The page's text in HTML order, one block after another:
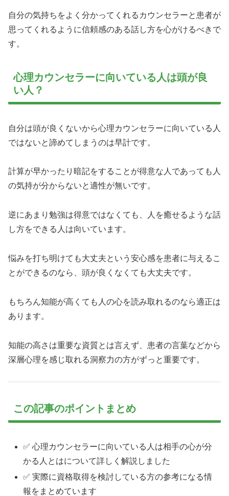
自分の気持ちをよく分かってくれるカウンセラーと患者が
思ってくれるように信頼感のある話し方を心がけるべきで
す。
心理カウンセラーに向いている人は頭が良
い人？
自分は頭が良くないから心理カウンセラーに向いている人
ではないと諦めてしまうのは早計です。
計算が早かったり暗記をすることが得意な人であっても人
の気持が分からないと適性が無いです。
逆にあまり勉強は得意ではなくても、人を癒せるような話
し方をできる人は向いています。
悩みを打ち明けても大丈夫という安心感を患者に与えるこ
とができるのなら、頭が良くなくても大丈夫です。
もちろん知能が高くても人の心を読み取れるのなら適正は
あります。
知能の高さは重要な資質とは言えず、患者の言葉などから
深層心理を感じ取れる洞察力の方がずっと重要です。
この記事のポイントまとめ
✅ 心理カウンセラーに向いている人は相手の心が分
かる人とはについて詳しく解説しました
✅ 実際に資格取得を検討している方の参考になる情
報をまとめています